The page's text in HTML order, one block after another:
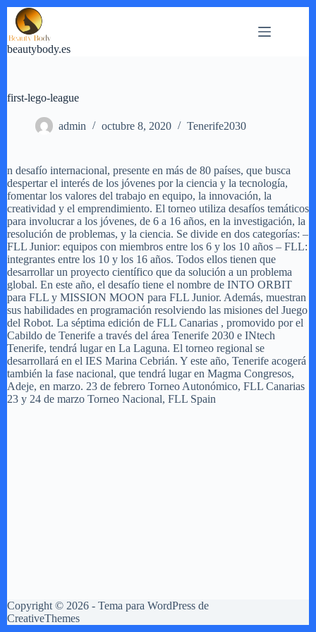
Saltar
contenido
beautybody.es
first-lego-league
admin octubre 8, 2020 Tenerife2030
n desafío internacional, presente en más de 80 países, que busca
despertar el interés de los jóvenes por la ciencia y la tecnología,
fomentar los valores del trabajo en equipo, la innovación, la
creatividad y el emprendimiento. El torneo utiliza desafíos temáticos
para involucrar a los jóvenes, de 6 a 16 años, en la investigación, la
resolución de problemas, y la ciencia. Se divide en dos categorías: –
FLL Junior: equipos con miembros entre los 6 y los 10 años – FLL:
integrantes entre los 10 y los 16 años. Todos ellos tienen que
desarrollar un proyecto científico que da solución a un problema
global. En este año, el desafío tiene el nombre de INTO ORBIT
para FLL y MISSION MOON para FLL Junior. Además, muestran
sus habilidades en programación resolviendo las misiones del Juego
del Robot. La séptima edición de FLL Canarias , promovido por el
Cabildo de Tenerife a través del área Tenerife 2030 e INtech
Tenerife, tendrá lugar en La Laguna. El torneo regional se
desarrollará en el IES Marina Cebrián. Y este año, Tenerife acogerá
también la fase nacional, que tendrá lugar en Magma Congresos,
Adeje, en marzo. 23 de febrero Torneo Autonómico, FLL Canarias
23 y 24 de marzo Torneo Nacional, FLL Spain
Copyright © 2026 - Tema para WordPress de
CreativeThemes